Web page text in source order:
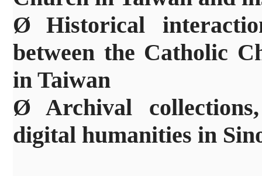
Ø
Historical
between the Catholic
in Taiwan
Ø Archival
digital humanities in